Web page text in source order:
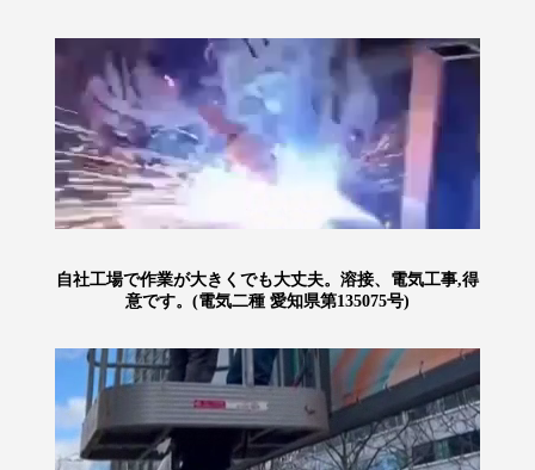
自社工場で作業が大きくでも大丈夫。溶接、電気工事,得
意です。(電気二種 愛知県第135075号)